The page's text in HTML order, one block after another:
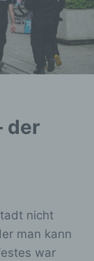
der
nicht
man kann
war